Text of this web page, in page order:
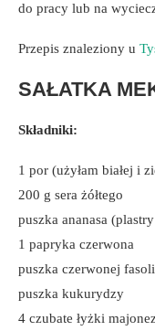
do pracy lub na
Przepis znaleziony u
SAŁATKA
Składniki:
1 por (użyłam białej i
200 g sera żółtego
puszka ananasa
1 papryka czerwona
puszka czerwonej fasoli
puszka kukurydzy
4 czubate łyżki